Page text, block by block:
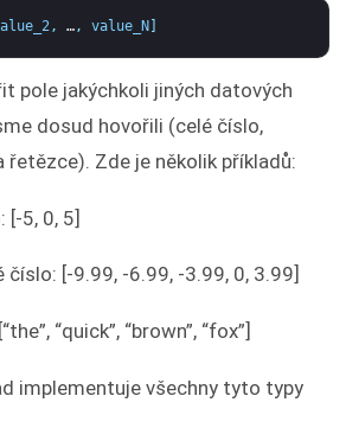
, …, value_N
pole jakýchkoli jiných datových
dosud hovořili (celé číslo,
řetězce). Zde je několik příkladů:
[-5, 0, 5]
číslo: [-9.99, -6.99, -3.99, 0, 3.99]
“quick”, “brown”, “fox”]
implementuje všechny tyto typy